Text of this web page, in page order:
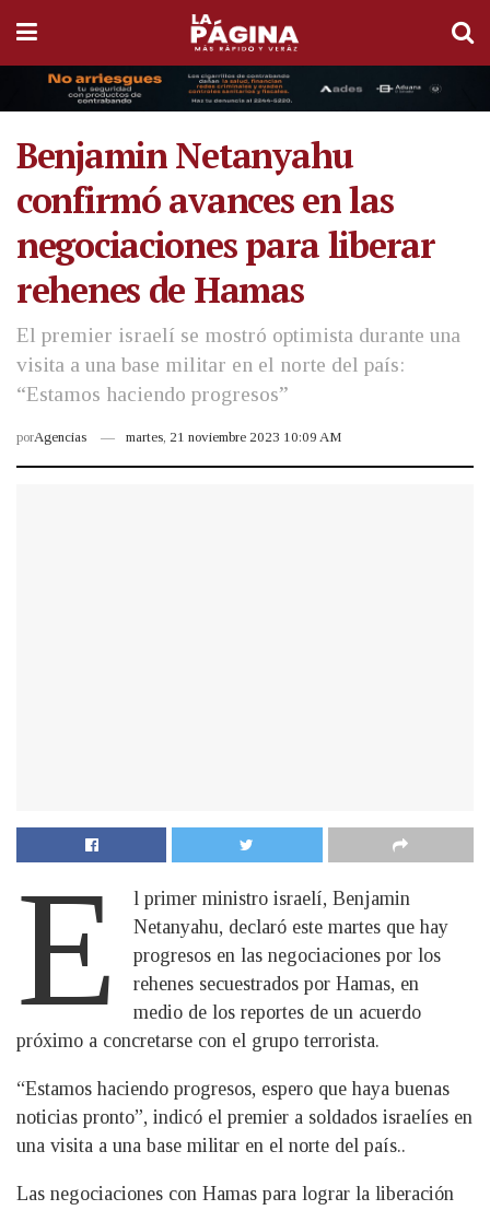
Benjamin Netanyahu
confirmó avances en las
negociaciones para liberar
rehenes de Hamas
El premier israelí se mostró optimista durante una
visita a una base militar en el norte del país:
“Estamos haciendo progresos”
porAgencias martes, 21 noviembre 2023 10:09 AM
E
l primer ministro israelí, Benjamin
Netanyahu, declaró este martes que hay
progresos en las negociaciones por los
rehenes secuestrados por Hamas, en
medio de los reportes de un acuerdo
próximo a concretarse con el grupo terrorista.
“Estamos haciendo progresos, espero que haya buenas
noticias pronto”, indicó el premier a soldados israelíes en
una visita a una base militar en el norte del país..
Las negociaciones con Hamas para lograr la liberación